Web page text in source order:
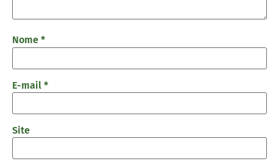
Nome *
E-mail *
Site